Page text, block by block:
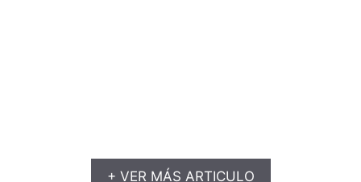
+ VER MÁS ARTICULO